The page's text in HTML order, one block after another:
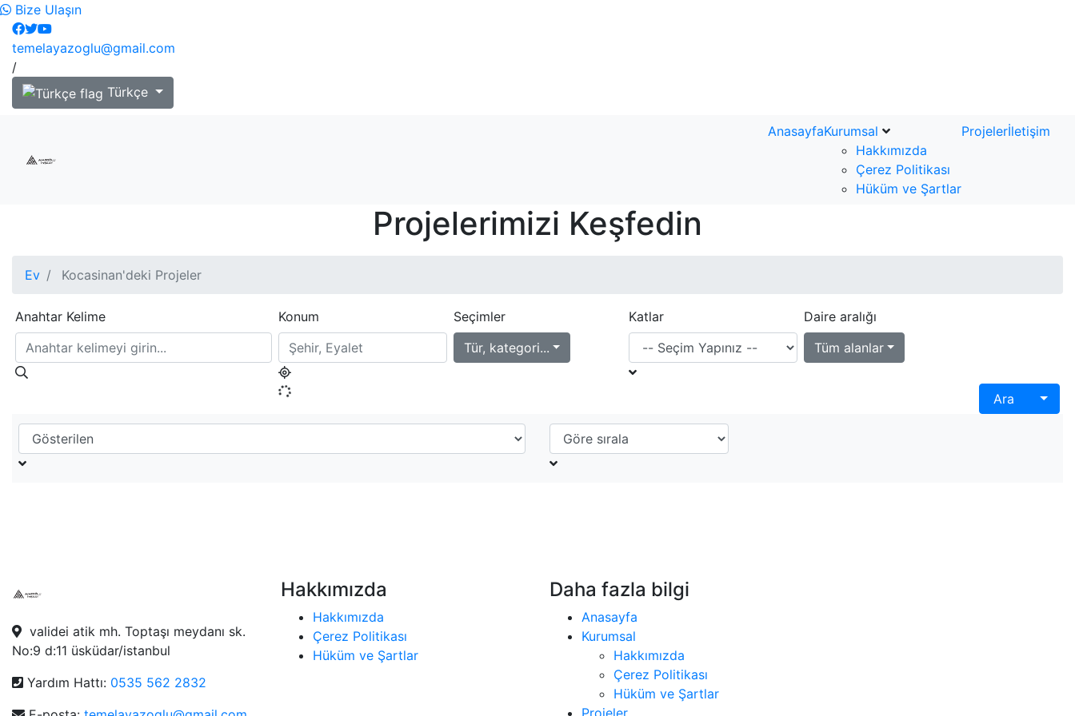
Bize Ulaşın
temelayazoglu@gmail.com
/
Türkçe
AnasayfaKurumsal
Hakkımızda
Çerez Politikası
Hüküm ve Şartlar
Projelerİletişim
Projelerimizi Keşfedin
Ev Kocasinan'deki Projeler
Anahtar Kelime Konum
Seçimler
Tür, kategori...
Katlar
Daire aralığı
Tüm alanlar
Ara
validei atik mh. Toptaşı meydanı sk.
No:9 d:11 üsküdar/istanbul
Yardım Hattı: 0535 562 2832
Hakkımızda
Hakkımızda
Çerez Politikası
Hüküm ve Şartlar
Daha fazla bilgi
Anasayfa
Kurumsal
Hakkımızda
Çerez Politikası
Hüküm ve Şartlar
Projeler